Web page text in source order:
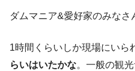
ダムマニア&愛好家のみなさ
1時間くらいしか現場にいら
らいはいたかな。一般の観